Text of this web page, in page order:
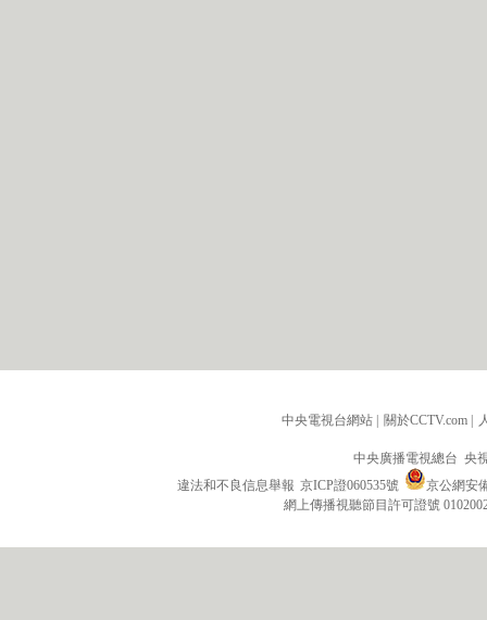
中央電視台網站 關於CCTV.com
中央廣播電視總台 央
違法和不良信息舉報 京ICP證060535號
京公網安
網上傳播視聽節目許可證號